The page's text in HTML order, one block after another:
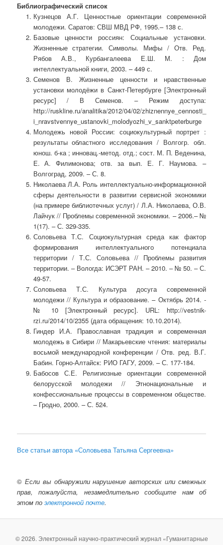
Библиографический список
Кузнецов А.Г. Ценностные ориентации современной
молодежи. Саратов: СВШ МВД РФ, 1995.– 138 с.
Базовые ценности россиян: Социальные установки.
Жизненные стратегии. Символы. Мифы / Отв. Ред.
Рябов А.В., Курбангалеева Е.Ш. М. : Дом
интеллектуальной книги, 2003. – 449 с.
Семенов В. Жизненные ценности и нравственные
установки молодёжи в Санкт-Петербурге [Электронный
ресурс] / В Семенов. – Режим доступа:
http://ruskline.ru/analitika/2012/04/02/zhiznennye_cennosti_
i_nravstvennye_ustanovki_molodyozhi_v_sanktpeterburge
Молодежь новой России: социокультурный портрет :
результаты областного исследования / Волгогр. обл.
юнош. б-ка ; инновац.-метод. отд.; сост. М. П. Веденина,
Е. А. Филимонова; отв. за вып. Е. Г. Наумова. –
Волгоград, 2009. – С. 8.
Николаева Л.А. Роль интеллектуально-информационной
сферы деятельности в развитии сервисной экономики
(на примере библиотечных услуг) / Л.А. Николаева, О.В.
Лайчук // Проблемы современной экономики. – 2006.– №
1(17). – С. 329-335.
Соловьева Т.С. Социокультурная среда как фактор
формирования интеллектуального потенциала
территории / Т.С. Соловьева // Проблемы развития
территории. – Вологда: ИСЭРТ РАН. – 2010. – № 50. – С.
49-57.
Соловьева Т.С. Культура досуга современной
молодежи // Культура и образование. – Октябрь 2014. -
№ 10 [Электронный ресурс]. URL: http://vestnik-
rzi.ru/2014/10/2355 (дата обращения: 10.10.2014).
Гиндер И.А. Православная традиция и современная
молодежь в Сибири // Макарьевские чтения: материалы
восьмой международной конференции / Отв. ред. В.Г.
Бабин. Горно-Алтайск: РИО ГАГУ, 2009. – С. 177-184.
Бабосов С.Е. Религиозные ориентации современной
белорусской молодежи // Этнонациональные и
конфессиональные процессы в современном обществе.
– Гродно, 2000. – С. 524.
Все статьи автора «Соловьева Татьяна Сергеевна»
© Если вы обнаружили нарушение авторских или смежных
прав, пожалуйста, незамедлительно сообщите нам об
этом поэлектронной почте.
© 2026. Электронный научно-практический журнал «Гуманитарные